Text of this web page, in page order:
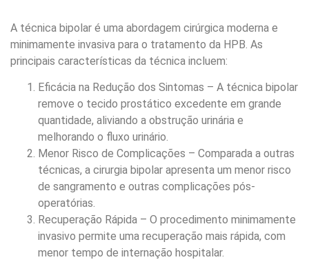
A técnica bipolar é uma abordagem cirúrgica moderna e
minimamente invasiva para o tratamento da HPB. As
principais características da técnica incluem:
Eficácia na Redução dos Sintomas – A técnica bipolar
remove o tecido prostático excedente em grande
quantidade, aliviando a obstrução urinária e
melhorando o fluxo urinário.
Menor Risco de Complicações – Comparada a outras
técnicas, a cirurgia bipolar apresenta um menor risco
de sangramento e outras complicações pós-
operatórias.
Recuperação Rápida – O procedimento minimamente
invasivo permite uma recuperação mais rápida, com
menor tempo de internação hospitalar.